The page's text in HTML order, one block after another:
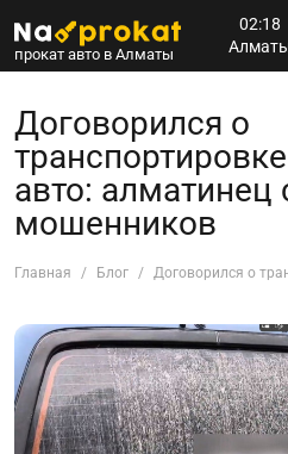
прокат авто в Алматы
02:18
Договорился о
авто: алматинец
мошенников
Главная Блог Договорился о